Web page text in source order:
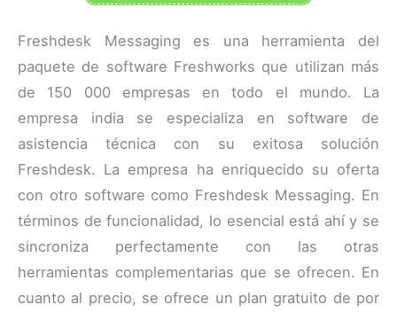
Freshdesk Messaging es una herramienta del
paquete de software Freshworks que utilizan más
de 150 000 empresas en todo el mundo. La
empresa india se especializa en software de
asistencia técnica con su exitosa solución
Freshdesk. La empresa ha enriquecido su oferta
con otro software como Freshdesk Messaging. En
términos de funcionalidad, lo esencial está ahí y se
sincroniza perfectamente con las otras
herramientas complementarias que se ofrecen. En
cuanto al precio, se ofrece un plan gratuito de por